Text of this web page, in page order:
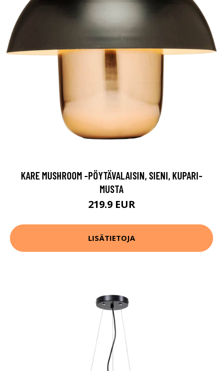
KARE MUSHROOM -PÖYTÄVALAISIN, SIENI, KUPARI-
MUSTA
219.9 EUR
LISÄTIETOJA